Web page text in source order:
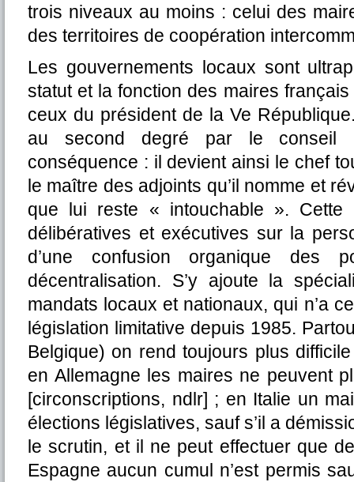
trois niveaux au moins : celui des
des territoires de coopération
Les gouvernements locaux sont
statut et la fonction des maires
ceux du président de la Ve
au second degré par le conseil
conséquence : il devient ainsi le chef
le maître des adjoints qu’il nomme et
que lui reste « intouchable ». Cette
délibératives et exécutives sur la
d’une confusion organique des
décentralisation. S’y ajoute la
mandats locaux et nationaux, qui n’a
législation limitative depuis 1985.
Belgique) on rend toujours plus
en Allemagne les maires ne peuvent
[circonscriptions, ndlr] ; en Italie un
élections législatives, sauf s’il a
le scrutin, et il ne peut effectuer que
Espagne aucun cumul n’est permis